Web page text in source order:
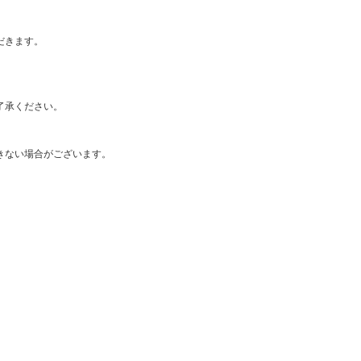
ます。
ください。
い場合がございます。